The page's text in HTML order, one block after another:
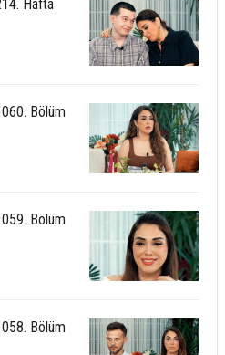
Hafta
Bölüm
Bölüm
Bölüm